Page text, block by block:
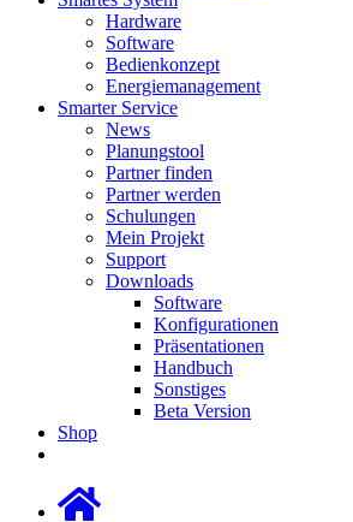
Hardware
Software
Bedienkonzept
Energiemanagement
Smarter Service
News
Planungstool
Partner finden
Partner werden
Schulungen
Mein Projekt
Support
Downloads
Software
Konfigurationen
Präsentationen
Handbuch
Sonstiges
Beta Version
Shop